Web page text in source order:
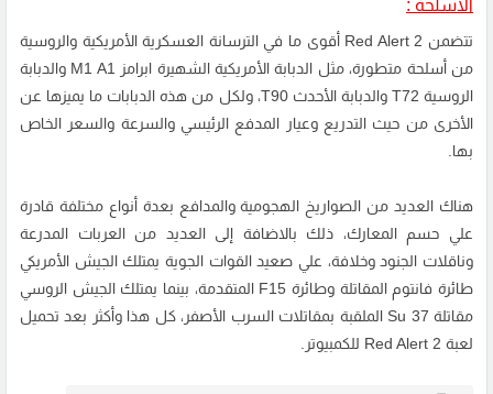
الاسلحة :
تتضمن Red Alert 2 أقوى ما في الترسانة العسكرية الأمريكية والروسية
من أسلحة متطورة، مثل الدبابة الأمريكية الشهيرة ابرامز M1 A1 والدبابة
الروسية T72 والدبابة الأحدث T90، ولكل من هذه الدبابات ما يميزها عن
الأخرى من حيث التدريع وعيار المدفع الرئيسي والسرعة والسعر الخاص
بها.
هناك العديد من الصواريخ الهجومية والمدافع بعدة أنواع مختلفة قادرة
علي حسم المعارك، ذلك بالاضافة إلى العديد من العربات المدرعة
وناقلات الجنود وخلافة، علي صعيد القوات الجوية يمتلك الجيش الأمريكي
طائرة فانتوم المقاتلة وطائرة F15 المتقدمة، بينما يمتلك الجيش الروسي
مقاتلة Su 37 الملقبة بمقاتلات السرب الأصفر، كل هذا وأكثر بعد تحميل
لعبة Red Alert 2 للكمبيوتر.